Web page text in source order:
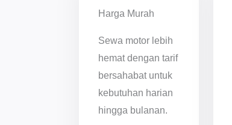
Harga Murah
Sewa motor lebih
hemat dengan tarif
bersahabat untuk
kebutuhan harian
hingga bulanan.